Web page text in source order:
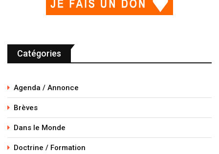
Catégories
Agenda / Annonce
Brèves
Dans le Monde
Doctrine / Formation